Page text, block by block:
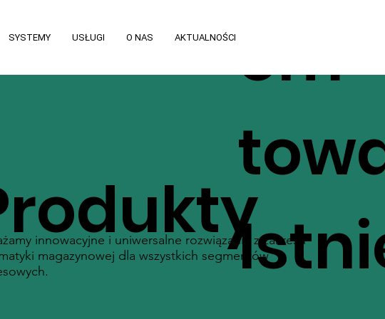
SYSTEMY USŁUGI O NAS AKTUALNOŚCI
innowacyjne i uniwersalne rozwiązania z zakresu
magazynowej dla wszystkich segmentów
em